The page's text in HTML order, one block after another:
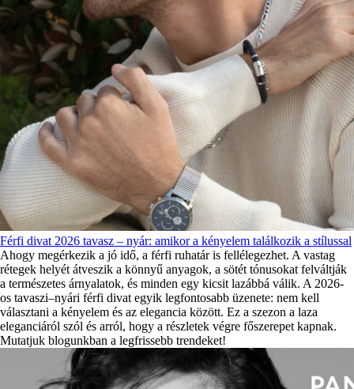
Férfi divat 2026 tavasz – nyár: amikor a kényelem találkozik a stílussal
Ahogy megérkezik a jó idő, a férfi ruhatár is fellélegezhet. A vastag
rétegek helyét átveszik a könnyű anyagok, a sötét tónusokat felváltják
a természetes árnyalatok, és minden egy kicsit lazábbá válik. A 2026-
os tavaszi–nyári férfi divat egyik legfontosabb üzenete: nem kell
választani a kényelem és az elegancia között. Ez a szezon a laza
eleganciáról szól és arról, hogy a részletek végre főszerepet kapnak.
Mutatjuk blogunkban a legfrissebb trendeket!